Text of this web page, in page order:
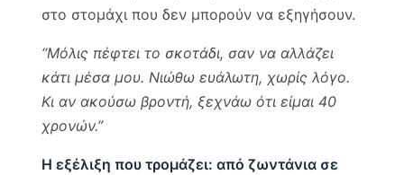
στο στομάχι που δεν μπορούν να εξηγήσουν.
“Μόλις πέφτει το σκοτάδι, σαν να αλλάζει
κάτι μέσα μου. Νιώθω ευάλωτη, χωρίς λόγο.
Κι αν ακούσω βροντή, ξεχνάω ότι είμαι 40
χρονών.”
Η εξέλιξη που τρομάζει: από ζωντάνια σε